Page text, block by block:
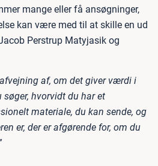
mange eller få ansøgninger,
kan være med til at skille en ud
Perstrup Matyjasik og
af, om det giver værdi i
hvorvidt du har et
materiale, du kan sende, og
er, der er afgørende for, om du